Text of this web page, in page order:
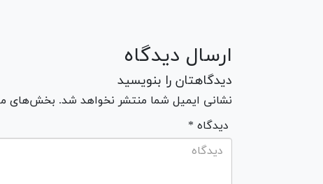
ارسال دیدگاه
دیدگاهتان را بنویسید
نشانی ایمیل شما منتشر نخواهد شد. بخش‌های
* دیدگاه